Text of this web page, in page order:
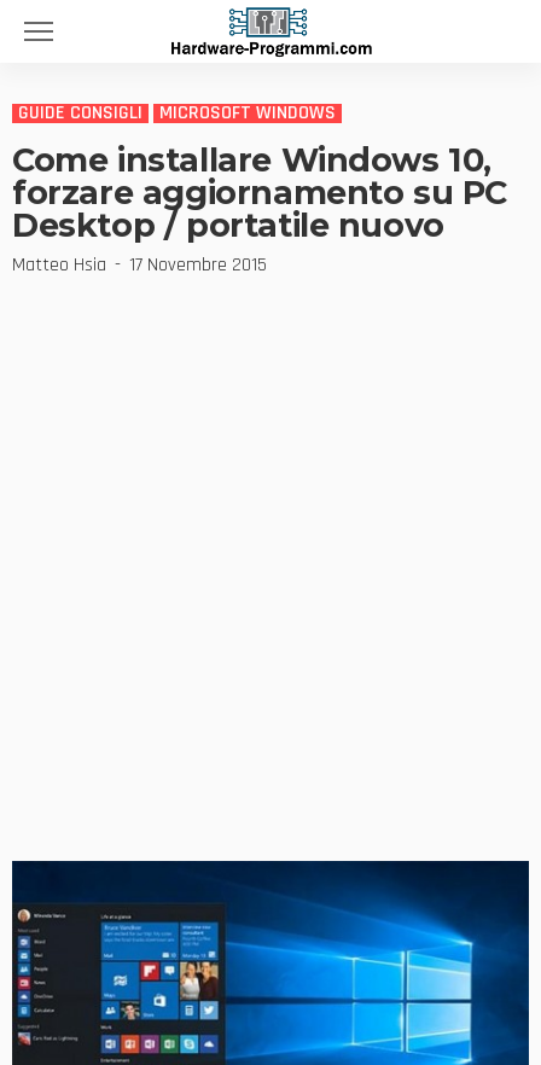
GUIDE CONSIGLI MICROSOFT WINDOWS
Come installare Windows 10,
forzare aggiornamento su PC
Desktop / portatile nuovo
Matteo Hsia 17 Novembre 2015